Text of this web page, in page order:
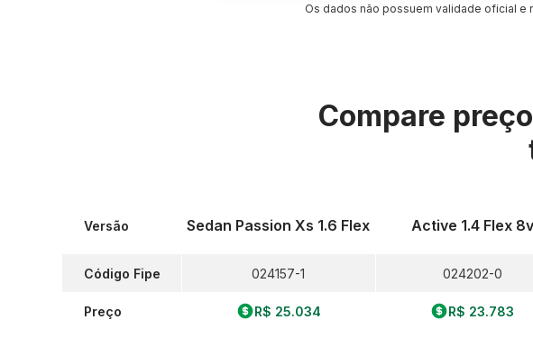
Os dados não possuem validade oficial
Compare
Versão
Código Fipe
Preço
Sedan Passion Xs 1.6 Flex
024157-1
R$ 25.034
Active 1.4 Flex 8v
024202-0
R$ 23.783